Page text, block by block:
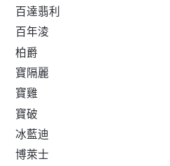
百達翡利
百年淩
柏爵
寶隔麗
寶雞
寶破
冰藍迪
博萊士